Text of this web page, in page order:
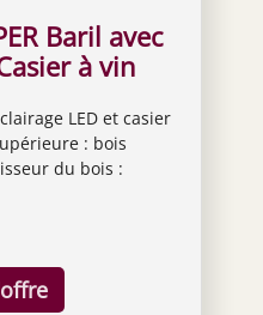
Baril avec
à vin
rustique -
clair,
LED et casier
: bois
du bois :
Dimensions : 80
équipé d'un
8 piles AA (non